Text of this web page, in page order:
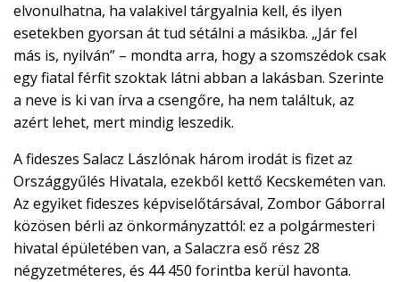
elvonulhatna, ha valakivel tárgyalnia kell, és ilyen
esetekben gyorsan át tud sétálni a másikba. „Jár fel
más is, nyilván” – mondta arra, hogy a szomszédok csak
egy fiatal férfit szoktak látni abban a lakásban. Szerinte
a neve is ki van írva a csengőre, ha nem találtuk, az
azért lehet, mert mindig leszedik.
A fideszes Salacz Lászlónak három irodát is fizet az
Országgyűlés Hivatala, ezekből kettő Kecskeméten van.
Az egyiket fideszes képviselőtársával, Zombor Gáborral
közösen bérli az önkormányzattól: ez a polgármesteri
hivatal épületében van, a Salaczra eső rész 28
négyzetméteres, és 44 450 forintba kerül havonta.